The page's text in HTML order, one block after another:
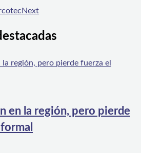
Next
en la región, pero pierde